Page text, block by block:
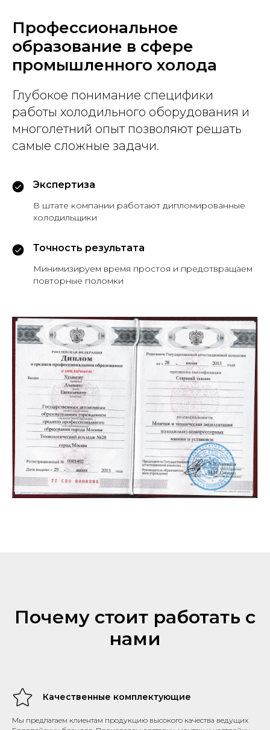
Профессиональное
образование в сфере
промышленного холода
Глубокое понимание специфики
работы холодильного оборудования и
многолетний опыт позволяют решать
самые сложные задачи.
Экспертиза
В штате компании работают дипломированные
холодильщики
Точность результата
Минимизируем время простоя и предотвращаем
повторные поломки
Почему стоит работать с
нами
Качественные комплектующие
Мы предлагаем клиентам продукцию высокого качества ведущих